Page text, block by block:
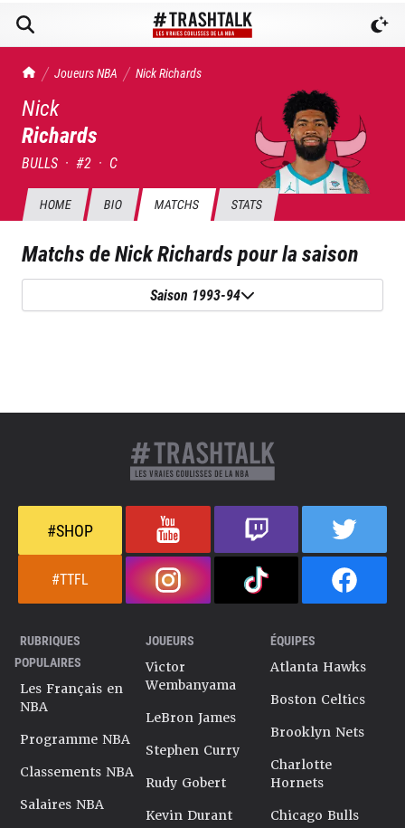
TrashTalk Actu NBA
Joueurs NBA NickRichards
Nick
Richards
BULLS · #2 · C
HOME BIO MATCHS STATS
Matchs deNick Richardspour la saison
Saison 1993-94
#SHOP
#TTFL
RUBRIQUES
POPULAIRES
Les Français en
NBA
Programme NBA
Classements NBA
Salaires NBA
JOUEURS
Victor
Wembanyama
LeBron James
Stephen Curry
Rudy Gobert
Kevin Durant
ÉQUIPES
Atlanta Hawks
Boston Celtics
Brooklyn Nets
Charlotte
Hornets
Chicago Bulls